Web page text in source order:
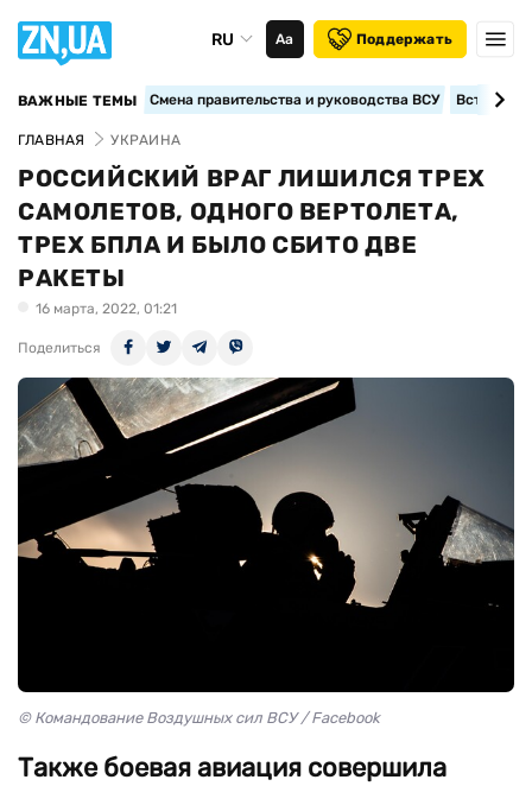
RU Аа Поддержать
ВАЖНЫЕ ТЕМЫ Смена правительства и руководства ВСУ
ГЛАВНАЯ УКРАИНА
РОССИЙСКИЙ ВРАГ ЛИШИЛСЯ ТРЕХ
САМОЛЕТОВ, ОДНОГО ВЕРТОЛЕТА,
ТРЕХ БПЛА И БЫЛО СБИТО ДВЕ
РАКЕТЫ
16 марта, 2022, 01:21
Поделиться
© Командование Воздушных сил ВСУ / Facebook
Также боевая авиация совершила